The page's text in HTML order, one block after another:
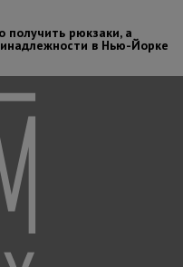
получить рюкзаки, а
в Нью-Йорке